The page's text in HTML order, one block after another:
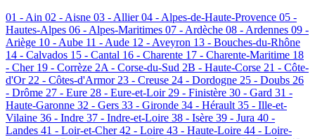
01 - Ain 02 - Aisne 03 - Allier04 - Alpes-de-Haute-Provence 05 -
Hautes-Alpes 06 - Alpes-Maritimes 07 - Ardèche 08 - Ardennes 09 -
Ariège 10 - Aube 11 - Aude 12 - Aveyron 13 - Bouches-du-Rhône
14 - Calvados 15 - Cantal 16 - Charente 17 - Charente-Maritime 18
- Cher 19 - Corrèze 2A - Corse-du-Sud 2B - Haute-Corse 21 - Côte-
d'Or 22 - Côtes-d'Armor 23 - Creuse 24 - Dordogne 25 - Doubs 26
- Drôme 27 - Eure 28 - Eure-et-Loir 29 - Finistère 30 - Gard 31 -
Haute-Garonne 32 - Gers 33 - Gironde 34 - Hérault 35 - Ille-et-
Vilaine 36 - Indre 37 - Indre-et-Loire 38 - Isère 39 - Jura 40 -
Landes 41 - Loir-et-Cher42 - Loire 43 - Haute-Loire 44 - Loire-